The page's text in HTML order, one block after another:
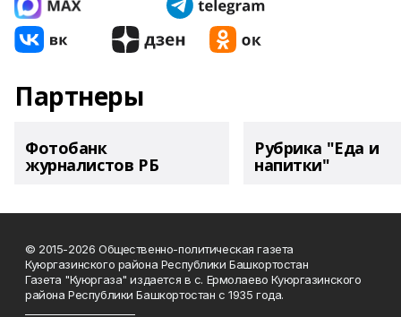
Партнеры
Фотобанк
журналистов РБ
Рубрика "Еда и
напитки"
© 2015-2026 Общественно-политическая газета
Куюргазинского района Республики Башкортостан
Газета "Куюргаза" издается в с. Ермолаево Куюргазинского
района Республики Башкортостан с 1935 года.